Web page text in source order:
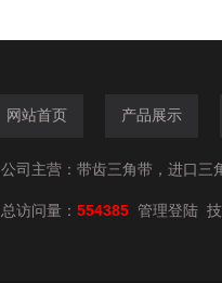
网站首页 产品展示
公司主营：带齿三角带，进口三
总访问量： 554385 管理登陆